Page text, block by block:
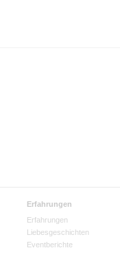
Erfahrungen
Erfahrungen
Liebesgeschichten
Eventberichte